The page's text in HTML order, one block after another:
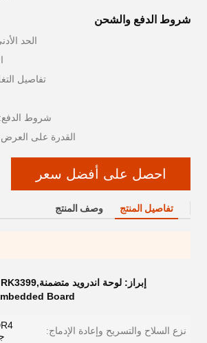
شروط الدفع والشحن
الحد
تفاصيل التغليف:
شروط الدفع: L/C، D/A، D/P، T/T
القدرة على العرض: 10000/قطعة/
احصل على أفضل سعر
تفاصيل المنتج وصف المنتج
إبراز: لوحة اندرويد متضمنة,RK3399 لوحة اندرويد مضمنة
Board
نزع السلاح والتسريح وإعادة الإدماج: